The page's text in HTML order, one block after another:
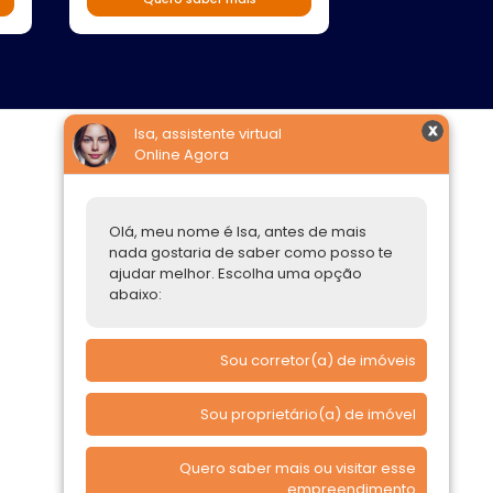
Isa, assistente virtual
Online Agora
Olá, meu nome é Isa, antes de mais
nada gostaria de saber como posso te
ajudar melhor. Escolha uma opção
abaixo:
Sou corretor(a) de imóveis
Sou proprietário(a) de imóvel
Quero saber mais ou visitar esse
Comprar ou alugar
Quero Comprar